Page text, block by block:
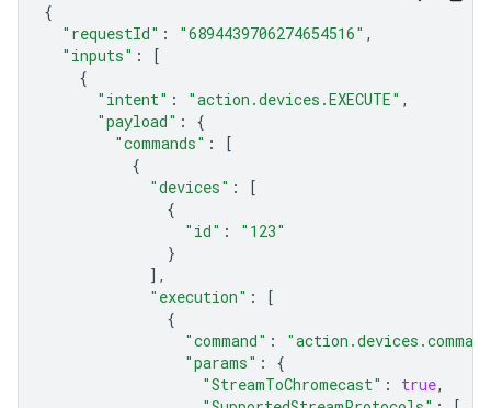
{
"requestId" : "6894439706274654516" ,
"inputs" :
[
{
"intent" : "action.devices.EXECUTE" ,
"payload" :
{
"commands" :
[
{
"devices" :
[
{
"id" :
"123"
}
],
"execution" :
[
{
"command" :
"params" :
{
"StreamToChromecast" : true,